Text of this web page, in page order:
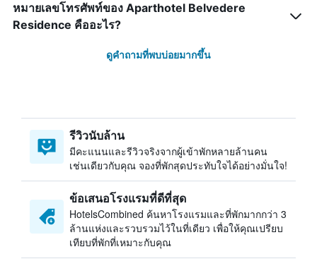
หมายเลขโทรศัพท์ของ Aparthotel Belvedere
Residence คืออะไร?
ดูคำถามที่พบบ่อยมากขึ้น
รีวิวนับล้าน
มีคะแนนและรีวิวจริงจากผู้เข้าพักหลายล้านคน
เช่นเดียวกับคุณ จองที่พักสุดประทับใจได้อย่างมั่นใจ!
ข้อเสนอโรงแรมที่ดีที่สุด
HotelsCombined ค้นหาโรงแรมและที่พักมากกว่า 3
ล้านแห่งและรวบรวมไว้ในที่เดียว เพื่อให้คุณเปรียบ
เทียบที่พักที่เหมาะกับคุณ